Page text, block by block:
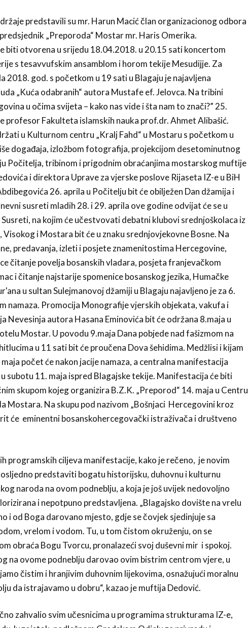
predstavili su mr. Harun Macić član organizacionog odbora
„Preporoda“ Mostar mr. Haris Omerika.
biti otvorena u srijedu 18.04.2018. u 20.15 sati koncertom
s tesavvufskim ansamblom i horom tekije Mesudijje. Za
2018. god. s početkom u 19 sati u Blagaju je najavljena
„Kuća odabranih“ autora Mustafe ef. Jelovca. Na tribini
u očima svijeta – kako nas vide i šta nam to znači?” 25.
profesor Fakulteta islamskih nauka prof.dr. Ahmet Alibašić.
u Kulturnom centru „Kralj Fahd“ u Mostaru s početkom u
događaja, izložbom fotografija, projekcijom desetominutnog
Počitelja, tribinom i prigodnim obraćanjima mostarskog muftije
i direktora Uprave za vjerske poslove Rijaseta IZ-e u BiH
26. aprila u Počitelju bit će obilježen Dan džamija i
susreti mladih 28. i 29. aprila ove godine odvijat će se u
Susreti, na kojim će učestvovati debatni klubovi srednjoškolaca iz
Visokog i Mostara bit će u znaku srednjovjekovne Bosne. Na
predavanja, izleti i posjete znamenitostima Hercegovine,
čitanje povelja bosanskih vladara, posjeta franjevačkom
i čitanje najstarije spomenice bosanskog jezika, Humačke
u sultan Sulejmanovoj džamiji u Blagaju najavljeno je za 6.
namaza. Promocija Monografije vjerskih objekata, vakufa i
Nevesinja autora Hasana Eminovića bit će održana 8.maja u
Mostar. U povodu 9.maja Dana pobjede nad fašizmom na
u 11 sati bit će proučena Dova šehidima. Medžlisi i kijam
počet će nakon jacije namaza, a centralna manifestacija
subotu 11. maja ispred Blagajske tekije. Manifestacija će biti
skupom kojeg organizira B.Z.K. „Preporod“ 14. maja u Centru
Mostara. Na skupu pod nazivom „Bošnjaci Hercegovini kroz
će eminentni bosanskohercegovački istraživača i društveno
programskih ciljeva manifestacije, kako je rečeno, je novim
predstaviti bogatu historijsku, duhovnu i kulturnu
naroda na ovom podneblju, a koja je još uvijek nedovoljno
i nepotpuno predstavljena. „Blagajsko dovište na vrelu
i od Boga darovano mjesto, gdje se čovjek sjedinjuje sa
vrelom i vodom. Tu, u tom čistom okruženju, on se
obraća Bogu Tvorcu, pronalazeći svoj duševni mir i spokoj.
na ovome podneblju darovao ovim bistrim centrom vjere, u
čistim i hranjivim duhovnim lijekovima, osnažujući moralnu
da istrajavamo u dobru“, kazao je muftija Dedović.
zahvalio svim učesnicima u programima strukturama IZ-e,